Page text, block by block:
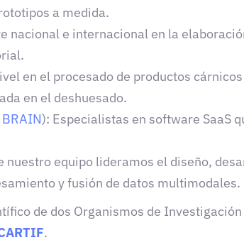
a medida.
nacional e internacional en la
en el procesado de productos
en el deshuesado.
): Especialistas en software SaaS
nuestro equipo lideramos el diseño,
y fusión de datos multimodales.
de dos Organismos de
.